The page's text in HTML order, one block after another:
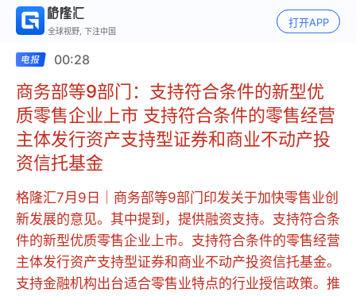
全球视野, 下注中国
打开APP
00:28
商务部等9部门：支持符合条件的新型优
质零售企业上市 支持符合条件的零售经营
主体发行资产支持型证券和商业不动产投
资信托基金
格隆汇7月9日｜商务部等9部门印发关于加快零售业创
新发展的意见。其中提到，提供融资支持。支持符合条
件的新型优质零售企业上市。支持符合条件的零售经营
主体发行资产支持型证券和商业不动产投资信托基金。
支持金融机构出台适合零售业特点的行业授信政策。推